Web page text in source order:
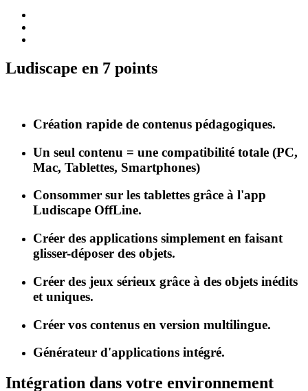
Ludiscape en 7 points
Création rapide de contenus pédagogiques.
Un seul contenu = une compatibilité totale (PC,
Mac, Tablettes, Smartphones)
Consommer sur les tablettes grâce à l'app
Ludiscape OffLine.
Créer des applications simplement en faisant
glisser-déposer des objets.
Créer des jeux sérieux grâce à des objets inédits
et uniques.
Créer vos contenus en version multilingue.
Générateur d'applications intégré.
Intégration dans votre environnement